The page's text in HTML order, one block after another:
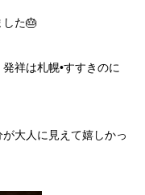
した🎂
祥は札幌•すすきのに
大人に見えて嬉しかっ